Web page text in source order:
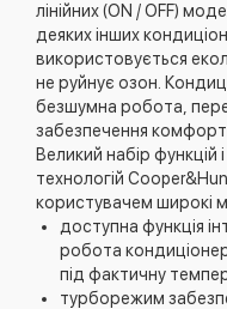
лінійних (ON / OFF)
деяких інших
використовується
не руйнує озон.
безшумна робота,
забезпечення
Великий набір функцій
технологій
користувачем широкі
доступна функція
робота
під фактичну
турборежим